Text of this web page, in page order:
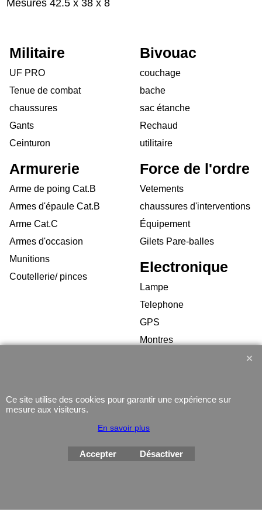
Mesures 42.5 x 38 x 8
Militaire
UF PRO
Tenue de combat
chaussures
Gants
Ceinturon
Bivouac
couchage
bache
sac étanche
Rechaud
utilitaire
Armurerie
Arme de poing Cat.B
Armes d'épaule Cat.B
Arme Cat.C
Armes d'occasion
Munitions
Coutellerie/ pinces
Force de l'ordre
Vetements
chaussures d'interventions
Équipement
Gilets Pare-balles
Electronique
Lampe
Telephone
GPS
Montres
avec le logiciel
eCommerce ShopFactory
Ce site utilise des cookies pour garantir une expérience sur
mesure aux visiteurs.
En savoir plus
Accepter Désactiver